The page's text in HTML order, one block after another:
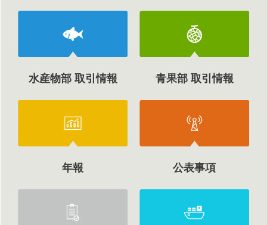
水産物部 取引情報 青果部 取引情報
年報 公表事項